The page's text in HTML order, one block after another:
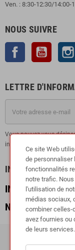
Ven. : 8:30-12:30/14:00-
NOUS SUIVRE
Facebook YouTube
LETTRE
Vous pouvez vous
informations de contact
INFORMATION
INFOS
NOS
Ce site Web
de personnaliser
fonctionnalités
notre trafic.
l'utilisation de
médias sociaux,
combiner celles-
avez fournies ou
de leurs services.